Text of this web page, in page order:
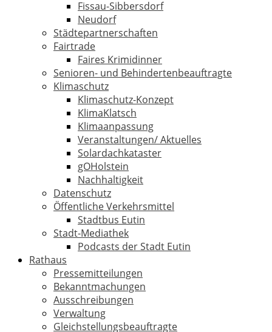
Fissau-Sibbersdorf
Neudorf
Städtepartnerschaften
Fairtrade
Faires Krimidinner
Senioren- und Behindertenbeauftragte
Klimaschutz
Klimaschutz-Konzept
KlimaKlatsch
Klimaanpassung
Veranstaltungen/ Aktuelles
Solardachkataster
gOHolstein
Nachhaltigkeit
Datenschutz
Öffentliche Verkehrsmittel
Stadtbus Eutin
Stadt-Mediathek
Podcasts der Stadt Eutin
Rathaus
Pressemitteilungen
Bekanntmachungen
Ausschreibungen
Verwaltung
Gleichstellungsbeauftragte